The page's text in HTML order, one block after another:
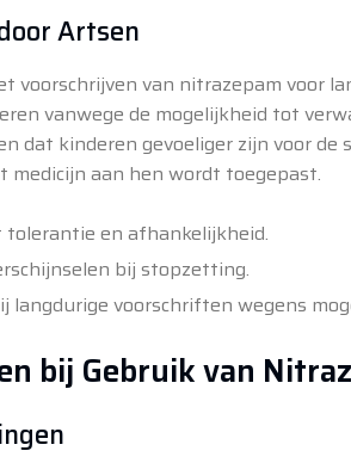
Artsen
voorschrijven van nitrazepam voor
vanwege de mogelijkheid tot
dat kinderen gevoeliger zijn voor
aan hen wordt toegepast.
en afhankelijkheid.
bij stopzetting.
voorschriften wegens
bij Gebruik van